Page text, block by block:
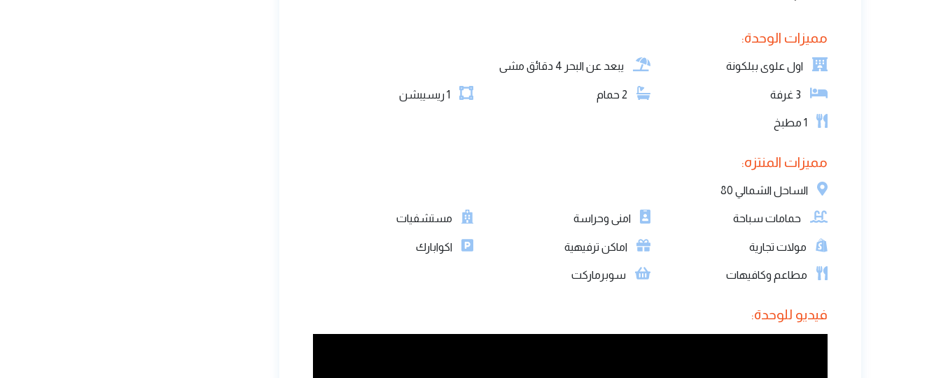
مميزات الوحدة:
اول علوى ببلكونة يبعد عن البحر 4 دقائق مشى
3 غرفة 2 حمام 1 ريسيبشن
1 مطبخ
مميزات المنتزه:
الساحل الشمالي 80
حمامات سباحة امنى وحراسة مستشفيات
مولات تجارية اماكن ترفيهية اكوابارك
مطاعم وكافيهات سوبرماركت
فيديو للوحدة: